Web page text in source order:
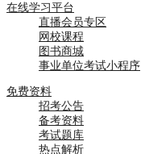
在线学习平台
直播会员专区
网校课程
图书商城
事业单位考试小程序
免费资料
招考公告
备考资料
考试题库
热点解析